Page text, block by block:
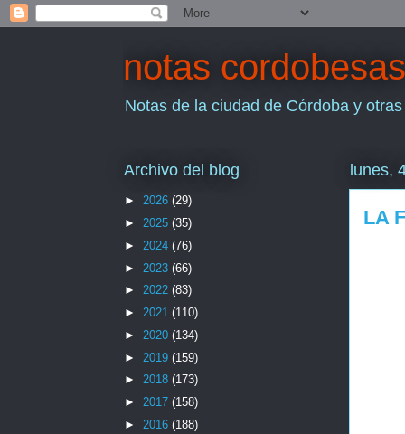
notas cordobesas
Notas de la ciudad de Córdoba y
lunes,
LA
Archivo del blog
► 2026 (29)
► 2025 (35)
► 2024 (76)
► 2023 (66)
► 2022 (83)
► 2021 (110)
► 2020 (134)
► 2019 (159)
► 2018 (173)
► 2017 (158)
► 2016 (188)